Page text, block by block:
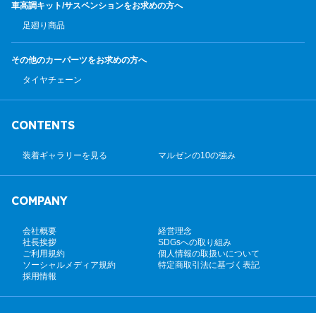
車高調キット/サスペンションをお求めの方へ
足廻り商品
その他のカーパーツをお求めの方へ
タイヤチェーン
CONTENTS
装着ギャラリーを見る マルゼンの10の強み
COMPANY
会社概要
経営理念
社長挨拶
SDGsへの取り組み
ご利用規約
個人情報の取扱いについて
ソーシャルメディア規約
特定商取引法に基づく表記
採用情報